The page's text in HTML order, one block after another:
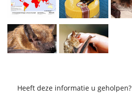
Heeft deze informatie u geholpen?